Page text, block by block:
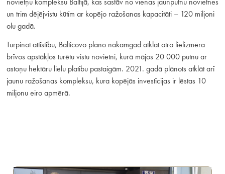
un trim dējējvistu kūtīm ar kopējo ražošanas kapacitāti – 120 miljoni
olu gadā.
Turpinot attīstību, Balticovo plāno nākamgad atklāt otro lielizmēra
brīvos apstākļos turētu vistu novietni, kurā mājos 20 000 putnu ar
astoņu hektāru lielu platību pastaigām. 2021. gadā plānots atklāt arī
jaunu ražošanas kompleksu, kura kopējās investīcijas ir lēstas 10
miljonu eiro apmērā.